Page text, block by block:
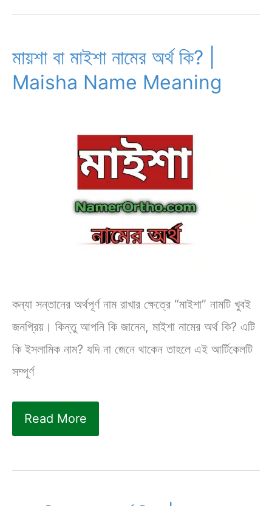
|
Mabia
মায়শা বা মাইশা নামের অর্থ কি? |
Maisha Name Meaning
কন্যা সন্তানের অর্থপূর্ণ নাম রাখার ক্ষেত্রে “মাইশা” নামটি খুবই
জনপ্রিয়। কিন্তু আপনি কি জানেন, মাইশা নামের অর্থ কি? এটি
কি ইসলামিক নাম? যদি না জেনে থাকেন তাহলে এই আর্টিকেলটি
সম্পূর্ণ
মায়শা
বা
Read More